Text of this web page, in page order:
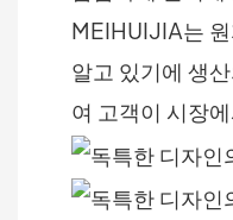
MEIHUIJIA는
알고 있기에 생
여 고객이 시장